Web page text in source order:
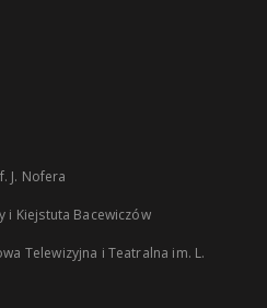
J. Nofera
i Kiejstuta Bacewiczów
Telewizyjna i Teatralna im. L.